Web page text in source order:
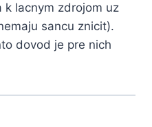
k lacnym zdrojom uz
sancu znicit).
dovod je pre nich